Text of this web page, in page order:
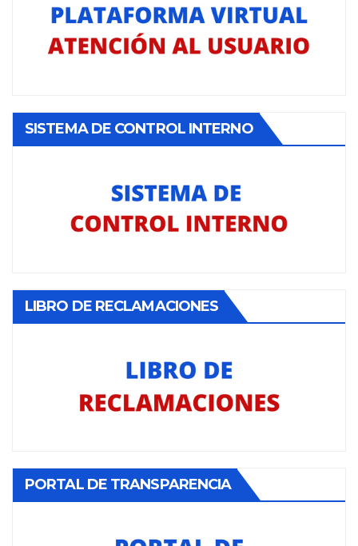
SISTEMA DE CONTROL INTERNO
LIBRO DE RECLAMACIONES
PORTAL DE TRANSPARENCIA